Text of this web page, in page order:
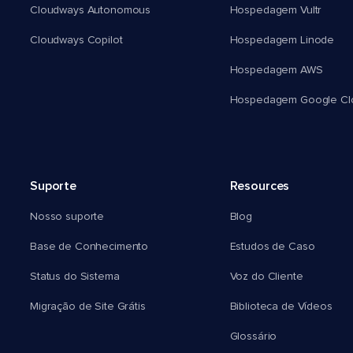
Cloudways Autonomous
Cloudways Copilot
Hospedagem Vultr
Hospedagem Linode
Hospedagem AWS
Hospedagem Google
Suporte
Nosso suporte
Base de Conhecimento
Status do Sistema
Migração de Site Grátis
Resources
Blog
Estudos de Caso
Voz do Cliente
Biblioteca de Vídeos
Glossário